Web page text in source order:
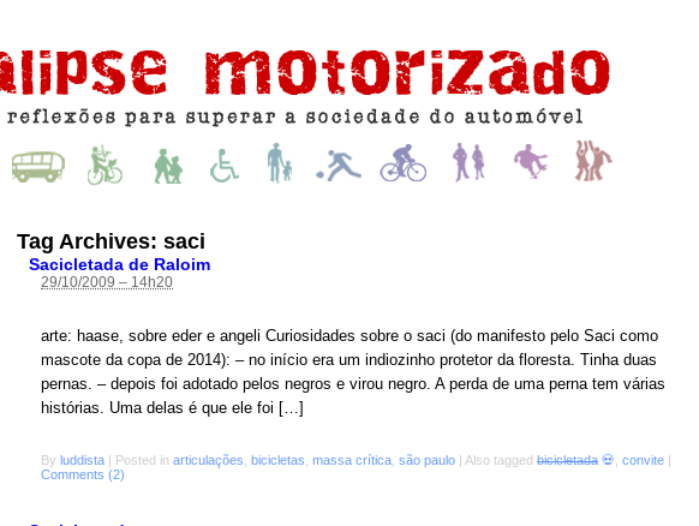
Tag Archives: saci
Sacicletada de Raloim
29/10/2009 – 14h20
arte: haase, sobre eder e angeli Curiosidades sobre o saci (do manifesto pelo Saci como
mascote da copa de 2014): – no início era um indiozinho protetor da floresta. Tinha duas
pernas. – depois foi adotado pelos negros e virou negro. A perda de uma perna tem várias
histórias. Uma delas é que ele foi […]
By luddista | Posted in articulações bicicletas massa crítica são paulo | Also tagged bicicletada 💀 convite |
Comments (2)